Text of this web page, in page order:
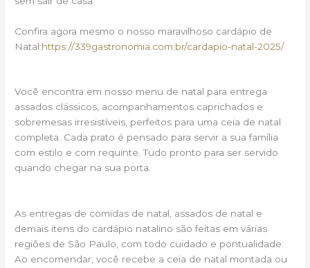
Confira agora mesmo o nosso maravilhoso cardápio de
Natal:https://339gastronomia.com.br/cardapio-natal-2025/
Você encontra em nosso menu de natal para entrega
assados clássicos, acompanhamentos caprichados e
sobremesas irresistíveis, perfeitos para uma ceia de natal
completa. Cada prato é pensado para servir a sua família
com estilo e com requinte. Tudo pronto para ser servido
quando chegar na sua porta.
As entregas de comidas de natal, assados de natal e
demais itens do cardápio natalino são feitas em várias
regiões de São Paulo, com todo cuidado e pontualidade.
Ao encomendar, você recebe a ceia de natal montada ou